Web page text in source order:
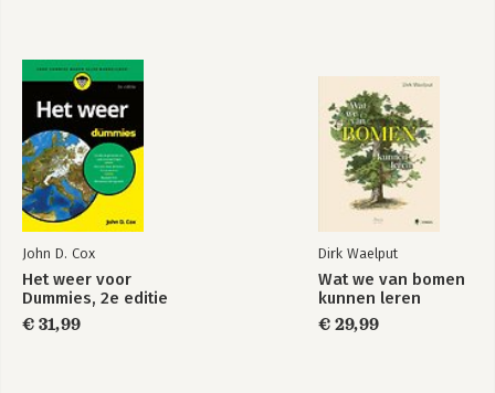
John D. Cox
Het weer voor
Dummies, 2e editie
€ 31,99
Dirk Waelput
Wat we van bomen
kunnen leren
€ 29,99